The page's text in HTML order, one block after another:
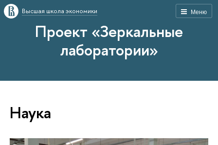
Меню
Высшая школа экономики
Проект «Зеркальные
лаборатории»
Наука